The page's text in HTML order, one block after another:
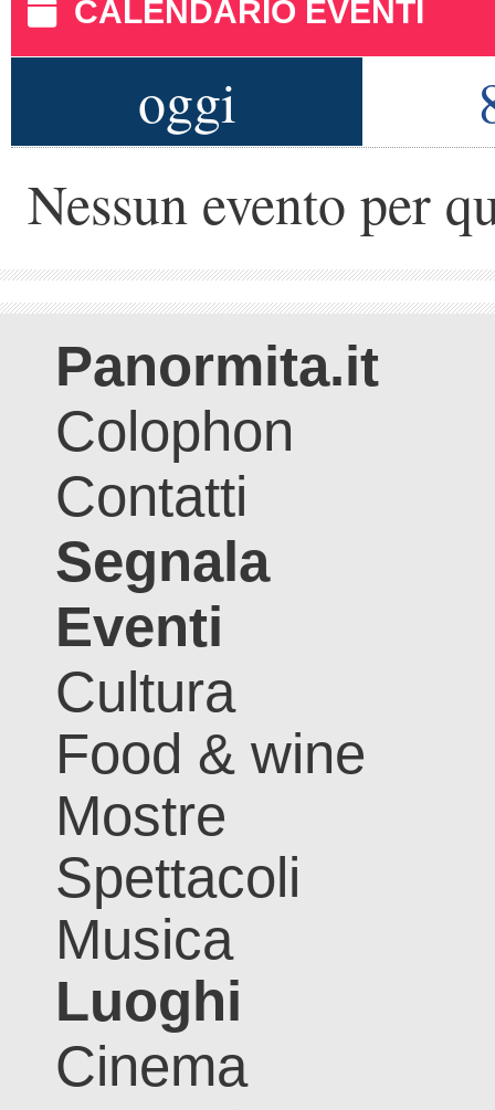
CALENDARIO EVENTI
oggi
Nessun evento per
Panormita.it
Colophon
Contatti
Segnala
Eventi
Cultura
Food & wine
Mostre
Spettacoli
Musica
Luoghi
Cinema